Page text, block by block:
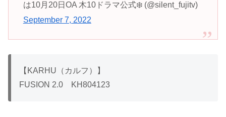
は10月20日OA 木10ドラマ公式❄️ (@silent_fujitv)
September 7, 2022
【KARHU（カルフ）】
FUSION 2.0 KH804123